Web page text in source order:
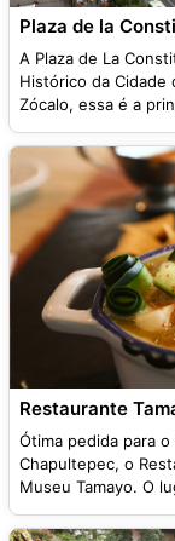
Plaza de la
A Plaza de La
Histórico da Cidade
Zócalo, essa é a
Restaurante
Ótima pedida para
Chapultepec, o
Museu Tamayo. O